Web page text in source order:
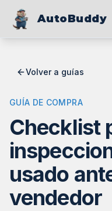
AutoBuddy
Volver a guías
GUÍA DE COMPRA
Checklist
usado
vendedor